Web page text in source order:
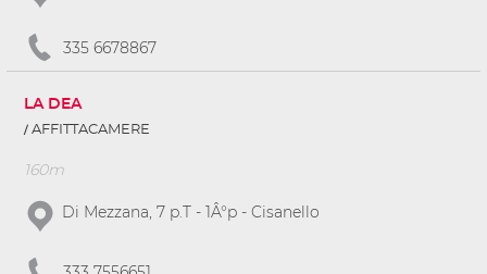
335 6678867
LA DEA
AFFITTACAMERE
160m
Di Mezzana, 7 p.T - 1Â°p - Cisanello